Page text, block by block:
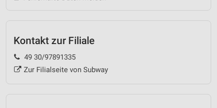
Kontakt zur Filiale
49 30/97891335
Zur Filialseite von Subway